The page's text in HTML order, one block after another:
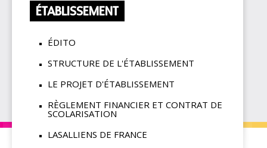
ÉTABLISSEMENT
ÉDITO
STRUCTURE DE L'ÉTABLISSEMENT
LE PROJET D'ÉTABLISSEMENT
RÈGLEMENT FINANCIER ET CONTRAT DE
SCOLARISATION
LASALLIENS DE FRANCE